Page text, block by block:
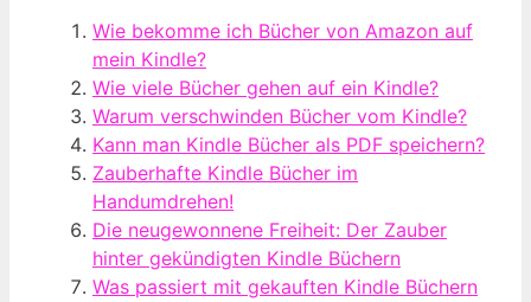
Wie bekomme ich Bücher von Amazon auf
mein Kindle?
Wie viele Bücher gehen auf ein Kindle?
Warum verschwinden Bücher vom Kindle?
Kann man Kindle Bücher als PDF speichern?
Zauberhafte Kindle Bücher im
Handumdrehen!
Die neugewonnene Freiheit: Der Zauber
hinter gekündigten Kindle Büchern
Was passiert mit gekauften Kindle Büchern